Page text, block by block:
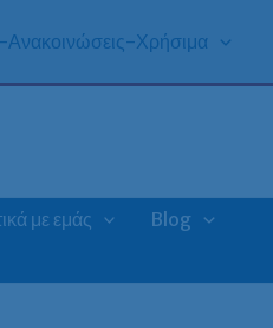
Χρήσιμα
με εμάς
Blog